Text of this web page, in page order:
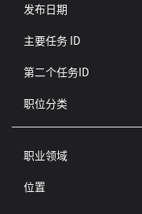
发布日期
主要任务 ID
第二个任务ID
职位分类
职业领域
位置